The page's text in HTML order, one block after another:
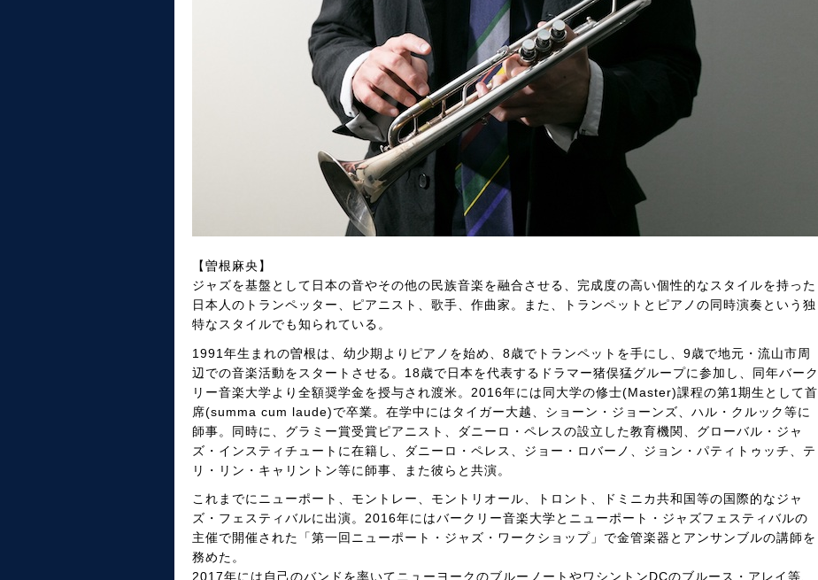
【曽根麻央】
ジャズを基盤として日本の音やその他の民族音楽を融合させる、完成度の高い個性的なスタイルを持った
日本人のトランペッター、ピアニスト、歌手、作曲家。また、トランペットとピアノの同時演奏という独
特なスタイルでも知られている。
1991年生まれの曽根は、幼少期よりピアノを始め、8歳でトランペットを手にし、9歳で地元・流山市周
辺での音楽活動をスタートさせる。18歳で日本を代表するドラマー猪俣猛グループに参加し、同年バーク
リー音楽大学より全額奨学金を授与され渡米。2016年には同大学の修士(Master)課程の第1期生として首
席(summa cum laude)で卒業。在学中にはタイガー大越、ショーン・ジョーンズ、ハル・クルック等に
師事。同時に、グラミー賞受賞ピアニスト、ダニーロ・ペレスの設立した教育機関、グローバル・ジャ
ズ・インスティチュートに在籍し、ダニーロ・ペレス、ジョー・ロバーノ、ジョン・パティトゥッチ、テ
リ・リン・キャリントン等に師事、また彼らと共演。
これまでにニューポート、モントレー、モントリオール、トロント、ドミニカ共和国等の国際的なジャ
ズ・フェスティバルに出演。2016年にはバークリー音楽大学とニューポート・ジャズフェスティバルの
主催で開催された「第一回ニューポート・ジャズ・ワークショップ」で金管楽器とアンサンブルの講師を
務めた。
2017年には自己のバンドを率いてニューヨークのブルーノートやワシントンDCのブルース・アレイ等、